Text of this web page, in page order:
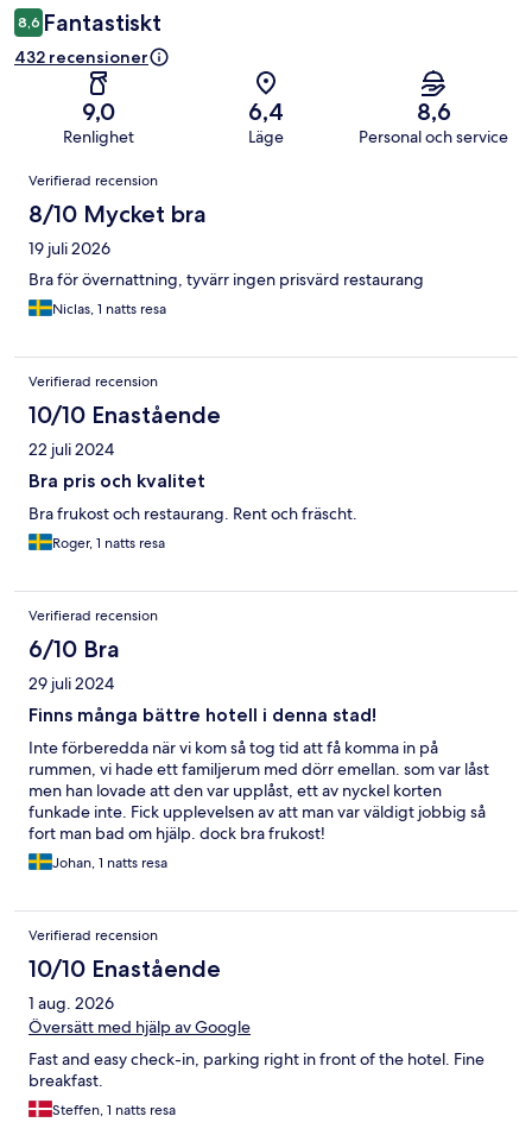
8,6 Fantastiskt
432 recensioner
9,0
Renlighet
6,4
Läge
8,6
Personal och service
Recensioner
Verifierad recension
8/10 Mycket bra
19 juli 2026
Bra för övernattning, tyvärr ingen prisvärd restaurang
Niclas, 1 natts resa
Verifierad recension
10/10 Enastående
22 juli 2024
Bra pris och kvalitet
Bra frukost och restaurang. Rent och fräscht.
Roger, 1 natts resa
Verifierad recension
6/10 Bra
29 juli 2024
Finns många bättre hotell i denna stad!
Inte förberedda när vi kom så tog tid att få komma in på
rummen, vi hade ett familjerum med dörr emellan. som var låst
men han lovade att den var upplåst, ett av nyckel korten
funkade inte. Fick upplevelsen av att man var väldigt jobbig så
fort man bad om hjälp. dock bra frukost!
Johan, 1 natts resa
Verifierad recension
10/10 Enastående
1 aug. 2026
Översätt med hjälp av Google
Fast and easy check-in, parking right in front of the hotel. Fine
breakfast.
Steffen, 1 natts resa